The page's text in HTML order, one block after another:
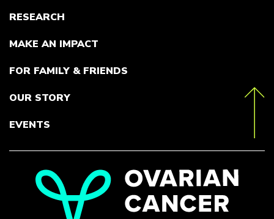
RESEARCH
MAKE AN IMPACT
FOR FAMILY & FRIENDS
OUR STORY
EVENTS